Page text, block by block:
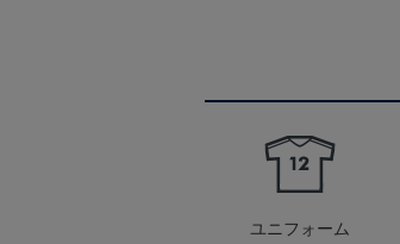
ユニフォーム